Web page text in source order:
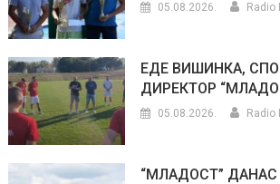
05.08.2026. Radio
ЕДЕ ВИШИНКА,
ДИРЕКТОР
05.08.2026. Radio
“МЛАДОСТ”